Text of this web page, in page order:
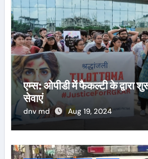
एम्स: ओपीडी में फैकल्टी के द्वारा
सेवाएं
dnv md Aug 19, 2024